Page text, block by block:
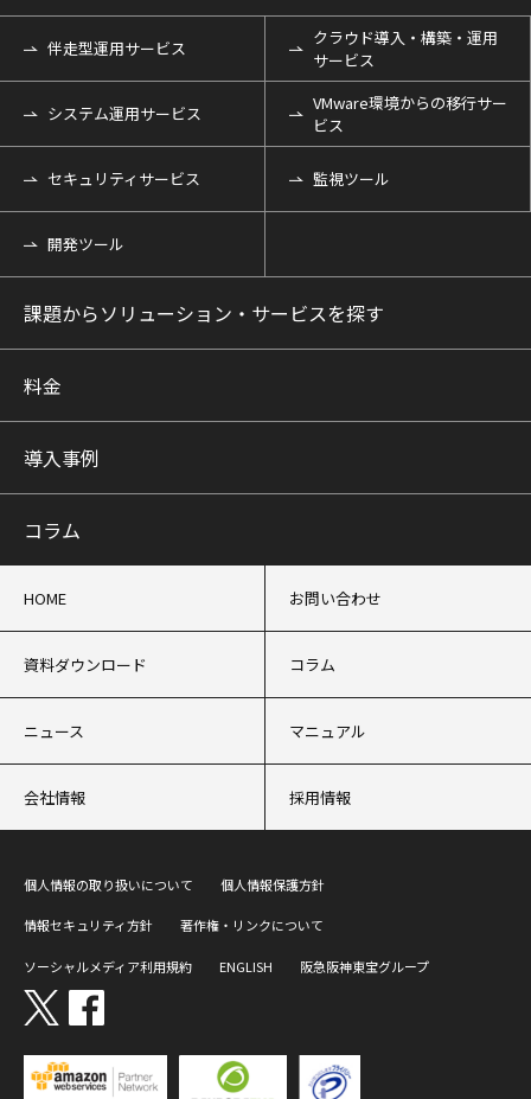
伴走型運用サービス
クラウド導入・構築・運用
サービス
システム運用サービス
VMware環境からの移行サー
ビス
セキュリティサービス 監視ツール
開発ツール
課題からソリューション・サービスを探す
料金
導入事例
コラム
HOME お問い合わせ
資料ダウンロード コラム
ニュース マニュアル
会社情報 採用情報
個人情報の取り扱いについて 個人情報保護方針
情報セキュリティ方針 著作権・リンクについて
ソーシャルメディア利用規約 ENGLISH 阪急阪神東宝グループ